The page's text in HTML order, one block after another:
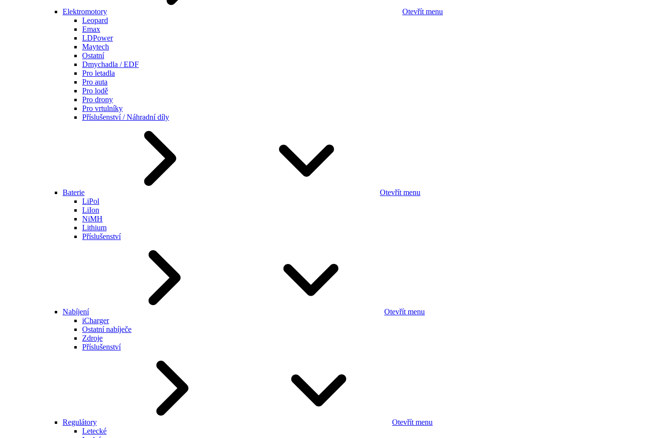
Elektromotory
Otevřít menu
Leopard
Emax
LDPower
Maytech
Ostatní
Dmychadla / EDF
Pro letadla
Pro auta
Pro lodě
Pro drony
Pro vrtulníky
Příslušenství / Náhradní díly
Baterie
Otevřít menu
LiPol
LiIon
NiMH
Lithium
Příslušenství
Nabíjení
Otevřít menu
iCharger
Ostatní nabíječe
Zdroje
Příslušenství
Regulátory
Otevřít menu
Letecké